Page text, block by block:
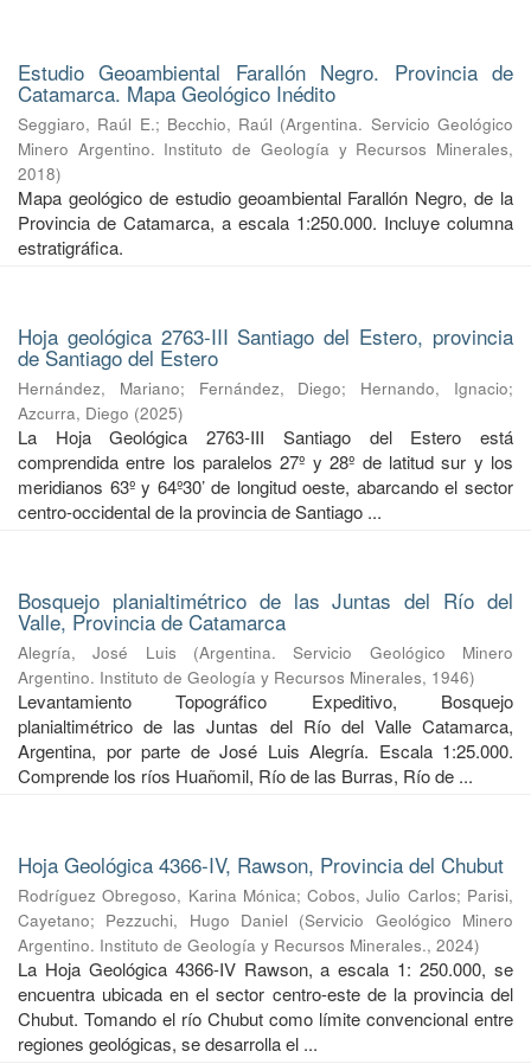
Estudio Geoambiental Farallón Negro. Provincia de
Catamarca. Mapa Geológico Inédito
Seggiaro, Raúl E.; Becchio, Raúl (Argentina. Servicio Geológico
Minero Argentino. Instituto de Geología y Recursos Minerales,
2018)
Mapa geológico de estudio geoambiental Farallón Negro, de la
Provincia de Catamarca, a escala 1:250.000. Incluye columna
estratigráfica.
Hoja geológica 2763-III Santiago del Estero, provincia
de Santiago del Estero
Hernández, Mariano; Fernández, Diego; Hernando, Ignacio;
Azcurra, Diego (2025)
La Hoja Geológica 2763-III Santiago del Estero está
comprendida entre los paralelos 27º y 28º de latitud sur y los
meridianos 63º y 64º30’ de longitud oeste, abarcando el sector
centro-occidental de la provincia de Santiago ...
Bosquejo planialtimétrico de las Juntas del Río del
Valle, Provincia de Catamarca
Alegría, José Luis (Argentina. Servicio Geológico Minero
Argentino. Instituto de Geología y Recursos Minerales, 1946)
Levantamiento Topográfico Expeditivo, Bosquejo
planialtimétrico de las Juntas del Río del Valle Catamarca,
Argentina, por parte de José Luis Alegría. Escala 1:25.000.
Comprende los ríos Huañomil, Río de las Burras, Río de ...
Hoja Geológica 4366-IV, Rawson, Provincia del Chubut
Rodríguez Obregoso, Karina Mónica;Cobos, Julio Carlos; Parisi,
Cayetano; Pezzuchi, Hugo Daniel (Servicio Geológico Minero
Argentino. Instituto de Geología y Recursos Minerales., 2024)
La Hoja Geológica 4366-IV Rawson, a escala 1: 250.000, se
encuentra ubicada en el sector centro-este de la provincia del
Chubut. Tomando el río Chubut como límite convencional entre
regiones geológicas, se desarrolla el ...